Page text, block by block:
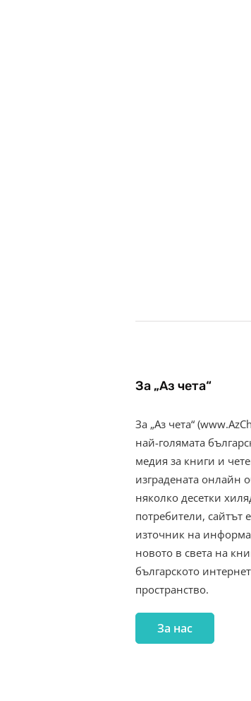
За „Аз чета“
За „Аз чета“
най-голямата
медия за книги и
изградената онлайн
няколко десетки
потребители, сайтът
източник на
новото в света на
българското интернет
пространство.
За нас